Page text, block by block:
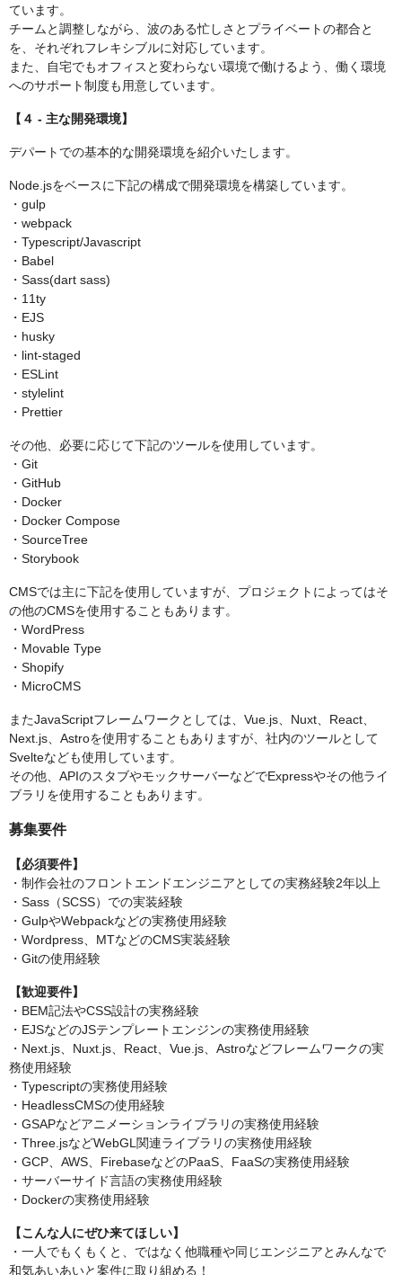
ています。
チームと調整しながら、波のある忙しさとプライベートの都合と
を、それぞれフレキシブルに対応しています。
また、自宅でもオフィスと変わらない環境で働けるよう、働く環境
へのサポート制度も用意しています。
【４ - 主な開発環境】
デパートでの基本的な開発環境を紹介いたします。
Node.jsをベースに下記の構成で開発環境を構築しています。
・gulp
・webpack
・Typescript/Javascript
・Babel
・Sass(dart sass)
・11ty
・EJS
・husky
・lint-staged
・ESLint
・stylelint
・Prettier
その他、必要に応じて下記のツールを使用しています。
・Git
・GitHub
・Docker
・Docker Compose
・SourceTree
・Storybook
CMSでは主に下記を使用していますが、プロジェクトによってはそ
の他のCMSを使用することもあります。
・WordPress
・Movable Type
・Shopify
・MicroCMS
またJavaScriptフレームワークとしては、Vue.js、Nuxt、React、
Next.js、Astroを使用することもありますが、社内のツールとして
Svelteなども使用しています。
その他、APIのスタブやモックサーバーなどでExpressやその他ライ
ブラリを使用することもあります。
募集要件
【必須要件】
・制作会社のフロントエンドエンジニアとしての実務経験2年以上
・Sass（SCSS）での実装経験
・GulpやWebpackなどの実務使用経験
・Wordpress、MTなどのCMS実装経験
・Gitの使用経験
【歓迎要件】
・BEM記法やCSS設計の実務経験
・EJSなどのJSテンプレートエンジンの実務使用経験
・Next.js、Nuxt.js、React、Vue.js、Astroなどフレームワークの実
務使用経験
・Typescriptの実務使用経験
・HeadlessCMSの使用経験
・GSAPなどアニメーションライブラリの実務使用経験
・Three.jsなどWebGL関連ライブラリの実務使用経験
・GCP、AWS、FirebaseなどのPaaS、FaaSの実務使用経験
・サーバーサイド言語の実務使用経験
・Dockerの実務使用経験
【こんな人にぜひ来てほしい】
・一人でもくもくと、ではなく他職種や同じエンジニアとみんなで
和気あいあいと案件に取り組める！